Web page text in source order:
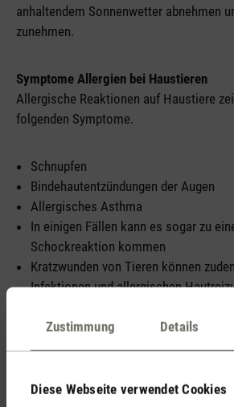
Zustimmung Details
Diese Webseite verwendet Cookies
anhaltendem Sonnenwetter abnehmen
zunehmen.
Symptome Allergien bei Haustieren
Allergische Reaktionen auf Haustiere
folgenden Symptome.
Schnupfen
Bindehautentzündungen der Augen
Allergisches Asthma
In einigen Fällen kann es sogar zu
Schockreaktion kommen
Kratzwunden von Tieren können
Infektionen und allergischen
Symptome bei einer Pollenallergie
Geschwollene, juckende, brennende